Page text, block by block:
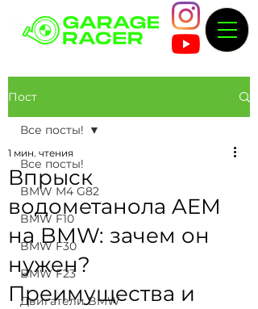
Пост
Все посты!
BMW M4 G82
BMW F10
BMW F30
BMW F23
Двигатели BMW
Все посты!
Впрыск
водометанола AEM
на BMW: зачем он
нужен?
Преимущества и
1 мин. чтения